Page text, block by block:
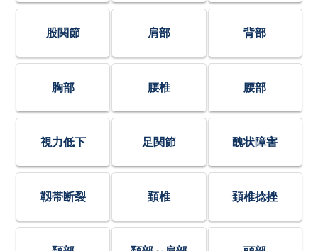
股関節 肩部 背部
胸部 腰椎 腰部
視力低下 足関節 醜状障害
靱帯断裂 頚椎 頚椎捻挫